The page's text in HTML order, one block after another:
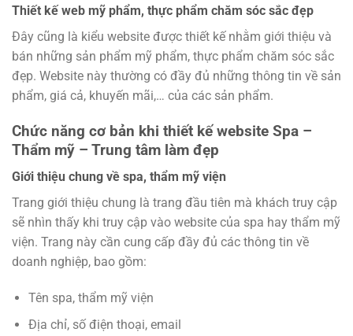
Thiết kế web mỹ phẩm, thực phẩm chăm sóc sắc đẹp
Đây cũng là kiểu website được thiết kế nhằm giới thiệu và
bán những sản phẩm mỹ phẩm, thực phẩm chăm sóc sắc
đẹp. Website này thường có đầy đủ những thông tin về sản
phẩm, giá cả, khuyến mãi,… của các sản phẩm.
Chức năng cơ bản khi thiết kế website Spa –
Thẩm mỹ – Trung tâm làm đẹp
Giới thiệu chung về spa, thẩm mỹ viện
Trang giới thiệu chung là trang đầu tiên mà khách truy cập
sẽ nhìn thấy khi truy cập vào website của spa hay thẩm mỹ
viện. Trang này cần cung cấp đầy đủ các thông tin về
doanh nghiệp, bao gồm:
Tên spa, thẩm mỹ viện
Địa chỉ, số điện thoại, email